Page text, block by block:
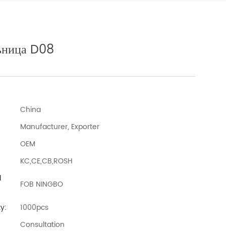
D08
China
Manufacturer, Exporter
OEM
KC,CE,CB,ROSH
FOB NINGBO
1000pcs
Consultation